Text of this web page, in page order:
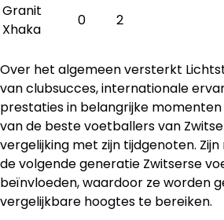
Granit
Xhaka
0 2
Over het algemeen versterkt
van clubsucces, internationale
prestaties in belangrijke momenten
van de beste voetballers van
vergelijking met zijn tijdgenoten.
de volgende generatie Zwitserse
beïnvloeden, waardoor ze worden
vergelijkbare hoogtes te bereiken.